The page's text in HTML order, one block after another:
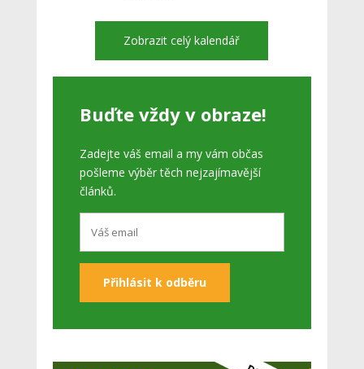
Zobrazit celý kalendář
Buďte vždy v obraze!
Zadejte váš email a my vám občas
pošleme výběr těch nejzajímavější
článků.